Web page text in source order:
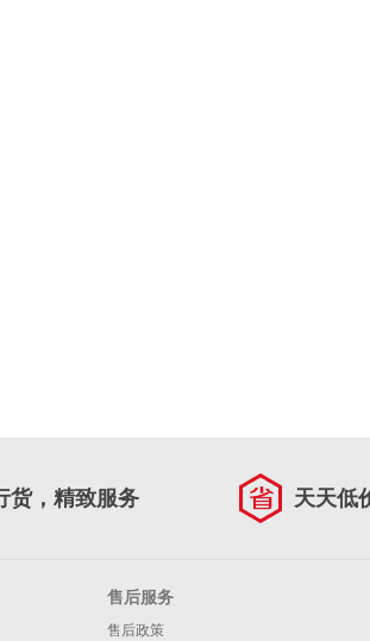
货，精致服务 天天低
售后服务
售后政策